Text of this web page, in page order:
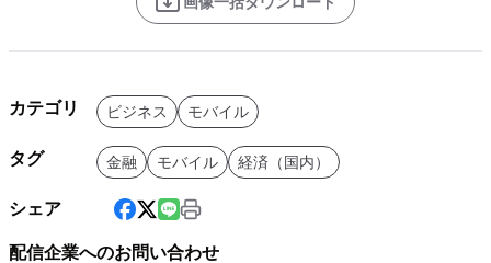
カテゴリ ビジネス モバイル
タグ 金融 モバイル 経済（国内）
シェア
配信企業へのお問い合わせ